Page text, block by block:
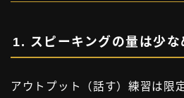
1. スピーキングの量は少な
アウトプット（話す）練習は限